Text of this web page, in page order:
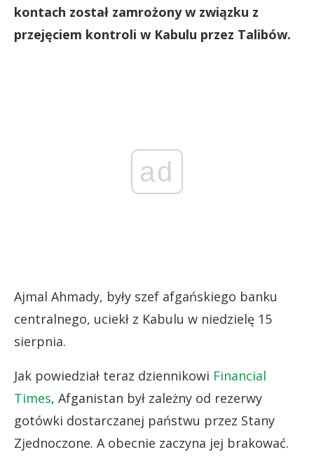
kontach został zamrożony w związku z
przejęciem kontroli w Kabulu przez Talibów.
ad
Ajmal Ahmady, były szef afgańskiego banku
centralnego, uciekł z Kabulu w niedzielę 15
sierpnia.
Jak powiedział teraz dziennikowi Financial
Times, Afganistan był zależny od rezerwy
gotówki dostarczanej państwu przez Stany
Zjednoczone. A obecnie zaczyna jej brakować.